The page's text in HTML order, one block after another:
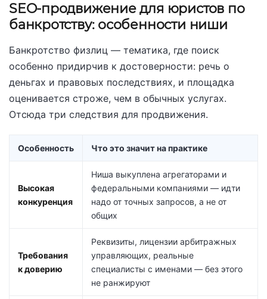
SEO-продвижение для юристов по
банкротству: особенности ниши
Банкротство физлиц — тематика, где поиск
особенно придирчив к достоверности: речь о
деньгах и правовых последствиях, и площадка
оценивается строже, чем в обычных услугах.
Отсюда три следствия для продвижения.
Особенность Что это значит на практике
Высокая
конкуренция
Ниша выкуплена агрегаторами и
федеральными компаниями — идти
надо от точных запросов, а не от
общих
Требования
к доверию
Реквизиты, лицензии арбитражных
управляющих, реальные
специалисты с именами — без этого
не ранжируют